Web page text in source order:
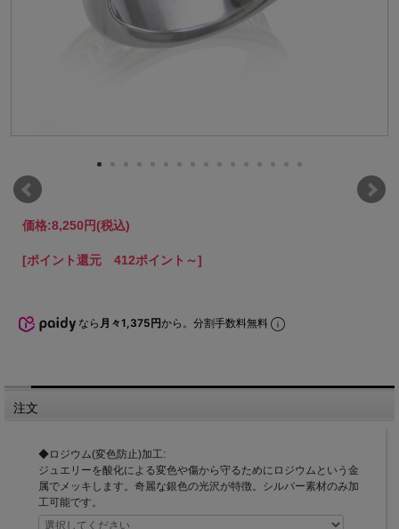
価格:8,250円(税込)
[ポイント還元 412ポイント～]
なら 月々1,375円から。分割手数料無料
注文
◆ロジウム(変色防止)加工:
ジュエリーを酸化による変色や傷から守るためにロジウムという金
属でメッキします。奇麗な銀色の光沢が特徴。シルバー素材のみ加
工可能です。